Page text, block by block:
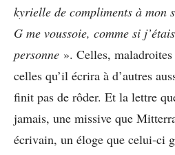
kyrielle de compliments à mon
G me voussoie, comme si
personne ». Celles,
celles qu’il écrira à d’autres
finit pas de rôder. Et la lettre
jamais, une missive que
écrivain, un éloge que celui-ci